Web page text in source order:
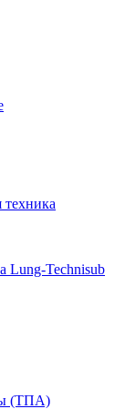
техника
Lung-Technisub
(ТПА)